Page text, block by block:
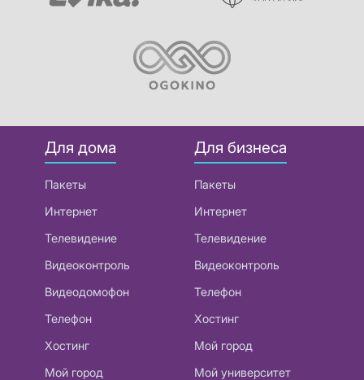
Для дома
Пакеты
Интернет
Телевидение
Видеоконтроль
Видеодомофон
Телефон
Хостинг
Мой город
Для бизнеса
Пакеты
Интернет
Телевидение
Видеоконтроль
Телефон
Хостинг
Мой город
Мой университет